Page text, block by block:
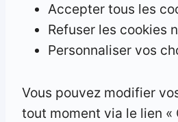
Accepter tous les
Refuser les cookies
Personnaliser vos
Vous pouvez modifier
tout moment via le lien «